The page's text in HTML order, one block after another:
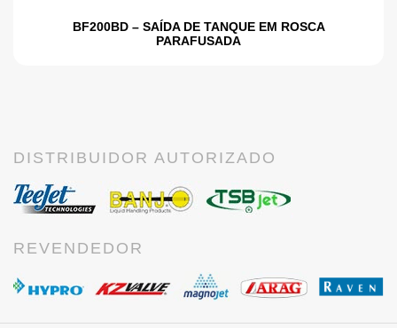
BF200BD – SAÍDA DE TANQUE EM ROSCA
PARAFUSADA
DISTRIBUIDOR AUTORIZADO
REVENDEDOR